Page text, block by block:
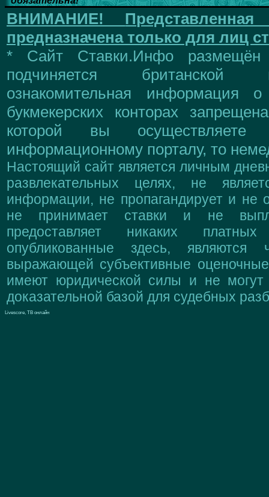
ВНИМАНИЕ!
предназначена только для лиц
* Сайт Ставки.Инфо размещён
подчиняется британской
ознакомительная информация
букмекерских конторах
которой вы
информационному порталу, то
Настоящий сайт является личным
развлекательных целях, не
информации, не пропагандирует и не
не принимает ставки и не
предоставляет никаких
опубликованные здесь, являются
выражающей субъективные
имеют юридической силы и не могут
доказательной базой для судебных
Livescore, ТВ онлайн